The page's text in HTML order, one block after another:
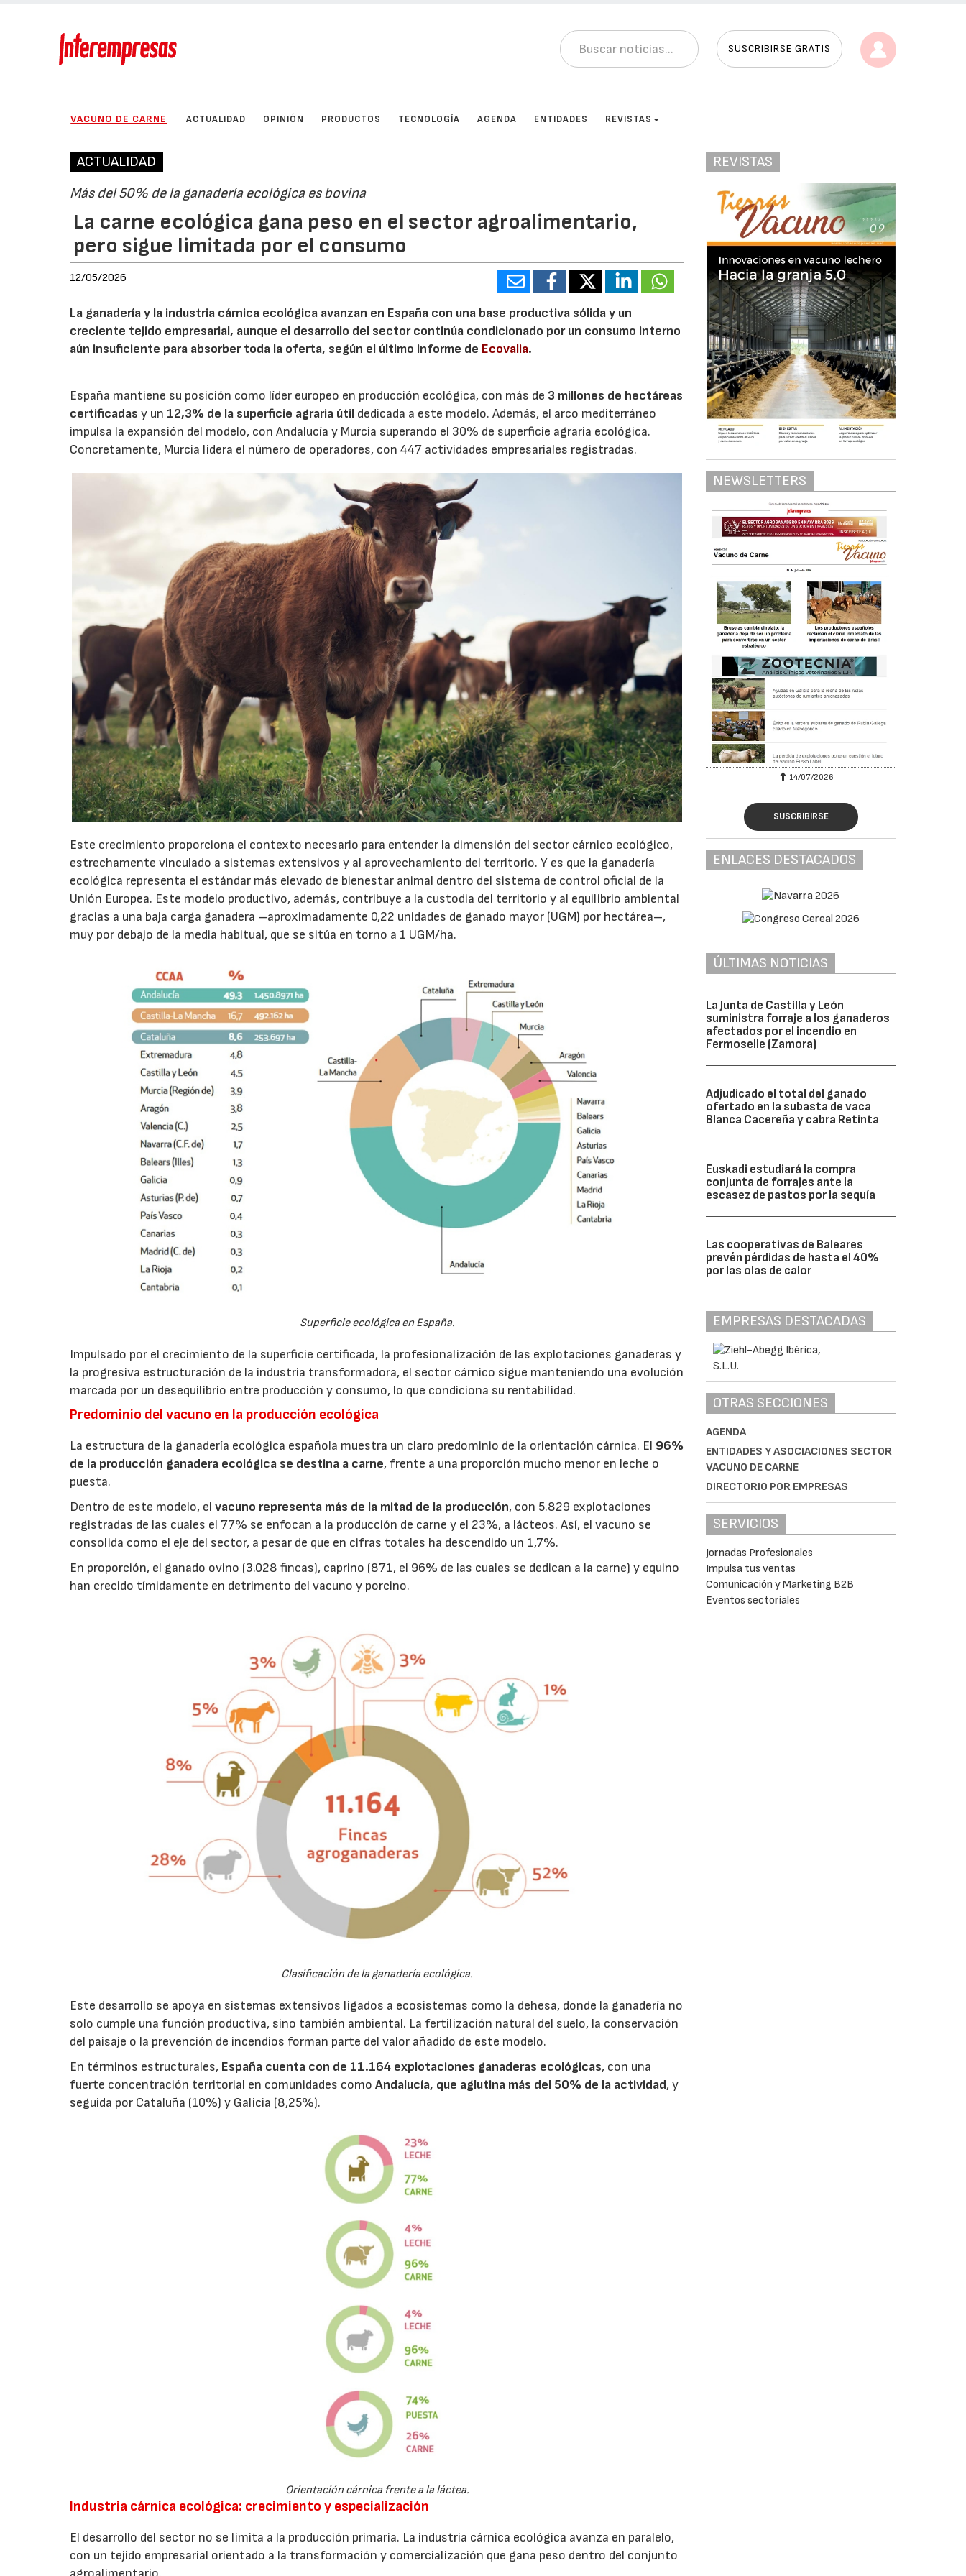
SUSCRIBIRSE GRATIS
VACUNO DE CARNE ACTUALIDAD OPINIÓN PRODUCTOS TECNOLOGÍA AGENDA ENTIDADES REVISTAS
ACTUALIDAD
Más del 50% de la ganadería ecológica es bovina
La carne ecológica gana peso en el sector agroalimentario,
pero sigue limitada por el consumo
12/05/2026
La ganadería y la industria cárnica ecológica avanzan en España con una base productiva sólida y un
creciente tejido empresarial, aunque el desarrollo del sector continúa condicionado por un consumo interno
aún insuficiente para absorber toda la oferta, según el último informe de Ecovalia.
España mantiene su posición como líder europeo en producción ecológica, con más de 3 millones de hectáreas
certificadas y un 12,3% de la superficie agraria útil dedicada a este modelo. Además, el arco mediterráneo
impulsa la expansión del modelo, con Andalucía y Murcia superando el 30% de superficie agraria ecológica.
Concretamente, Murcia lidera el número de operadores, con 447 actividades empresariales registradas.
Este crecimiento proporciona el contexto necesario para entender la dimensión del sector cárnico ecológico,
estrechamente vinculado a sistemas extensivos y al aprovechamiento del territorio. Y es que la ganadería
ecológica representa el estándar más elevado de bienestar animal dentro del sistema de control oficial de la
Unión Europea. Este modelo productivo, además, contribuye a la custodia del territorio y al equilibrio ambiental
gracias a una baja carga ganadera –aproximadamente 0,22 unidades de ganado mayor (UGM) por hectárea–,
muy por debajo de la media habitual, que se sitúa en torno a 1 UGM/ha.
Superficie ecológica en España.
Impulsado por el crecimiento de la superficie certificada, la profesionalización de las explotaciones ganaderas y
la progresiva estructuración de la industria transformadora, el sector cárnico sigue manteniendo una evolución
marcada por un desequilibrio entre producción y consumo, lo que condiciona su rentabilidad.
Predominio del vacuno en la producción ecológica
La estructura de la ganadería ecológica española muestra un claro predominio de la orientación cárnica. El 96%
de la producción ganadera ecológica se destina a carne, frente a una proporción mucho menor en leche o
puesta.
Dentro de este modelo, elvacuno representa más de la mitad de la producción, con 5.829 explotaciones
registradas de las cuales el 77% se enfocan a la producción de carne y el 23%, a lácteos. Así, el vacuno se
consolida como el eje del sector, a pesar de que en cifras totales ha descendido un 1,7%.
En proporción, el ganado ovino (3.028 fincas), caprino (871, el 96% de las cuales se dedican a la carne) y equino
han crecido tímidamente en detrimento del vacuno y porcino.
Clasificación de la ganadería ecológica.
Este desarrollo se apoya en sistemas extensivos ligados a ecosistemas como la dehesa, donde la ganadería no
solo cumple una función productiva, sino también ambiental. La fertilización natural del suelo, la conservación
del paisaje o la prevención de incendios forman parte del valor añadido de este modelo.
En términos estructurales, España cuenta con de 11.164 explotaciones ganaderas ecológicas, con una
fuerte concentración territorial en comunidades comoAndalucía, que aglutina más del 50% de la actividad, y
seguida por Cataluña (10%) y Galicia (8,25%).
Orientación cárnica frente a la láctea.
Industria cárnica ecológica: crecimiento y especialización
El desarrollo del sector no se limita a la producción primaria. La industria cárnica ecológica avanza en paralelo,
con un tejido empresarial orientado a la transformación y comercialización que gana peso dentro del conjunto
REVISTAS
NEWSLETTERS
14/07/2026 28/07/2026 14/07/2026
SUSCRIBIRSE
ENLACES DESTACADOS
ÚLTIMAS NOTICIAS
La Junta de Castilla y León
suministra forraje a los ganaderos
afectados por el incendio en
Fermoselle (Zamora)
Adjudicado el total del ganado
ofertado en la subasta de vaca
Blanca Cacereña y cabra Retinta
Euskadi estudiará la compra
conjunta de forrajes ante la
escasez de pastos por la sequía
Las cooperativas de Baleares
prevén pérdidas de hasta el 40%
por las olas de calor
EMPRESAS DESTACADAS
OTRAS SECCIONES
AGENDA
ENTIDADES Y ASOCIACIONES SECTOR
VACUNO DE CARNE
DIRECTORIO POR EMPRESAS
SERVICIOS
Jornadas Profesionales
Impulsa tus ventas
Comunicación y Marketing B2B
Eventos sectoriales